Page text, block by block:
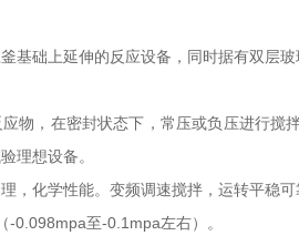
基础上延伸的反应设备，同时据有双层玻
物，在密封状态下，常压或负压进行
理想设备。
，化学性能。变频调速搅拌，运转平稳可
0.098mpa至-0.1mpa左右）。